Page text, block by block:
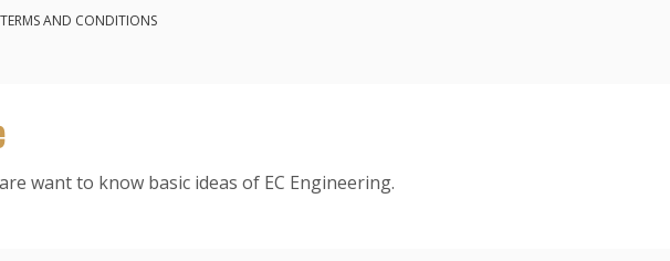
TERMS AND CONDITIONS
want to know basic ideas of EC Engineering.